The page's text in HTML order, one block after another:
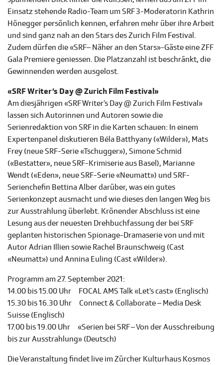
Einsatz stehende Radio-Team um SRF 3-Moderatorin Kathrin
Hönegger persönlich kennen, erfahren mehr über ihre Arbeit
und sind ganz nah an den Stars des Zurich Film Festival.
Zudem dürfen die «SRF– Näher an den Stars»-Gäste eine ZFF
Gala Premiere geniessen. Die Platzanzahl ist beschränkt, die
Gewinnenden werden ausgelost.
«SRF Writer’s Day @ Zurich Film Festival»
Am diesjährigen «SRF Writer’s Day @ Zurich Film Festival»
lassen sich Autorinnen und Autoren sowie die
Serienredaktion von SRF in die Karten schauen: In einem
Expertenpanel diskutieren Béla Batthyany («Wilder»), Mats
Frey (neue SRF-Serie «Tschugger»), Simone Schmid
(«Bestatter», neue SRF-Krimiserie aus Basel), Marianne
Wendt («Eden», neue SRF-Serie «Neumatt») und SRF-
Serienchefin Bettina Alber darüber, was ein gutes
Serienkonzept ausmacht und wie dieses den langen Weg bis
zur Ausstrahlung überlebt. Krönender Abschluss ist eine
Lesung aus der neuesten Drehbuchfassung der bei SRF
geplanten historischen Spionage-Dramaserie von und mit
Autor Adrian Illien sowie Rachel Braunschweig (Cast
«Neumatt») und Annina Euling (Cast «Wilder»).
Programm am 27. September 2021:
14.00 bis 15.00 Uhr FOCAL AMS Talk «Let’s cast» (Englisch)
15.30 bis 16.30 Uhr Connect & Collaborate – Media Desk
Suisse (Englisch)
17.00 bis 19.00 Uhr «Serien bei SRF – Von der Ausschreibung
bis zur Ausstrahlung» (Deutsch)
Die Veranstaltung findet live im Zürcher Kulturhaus Kosmos